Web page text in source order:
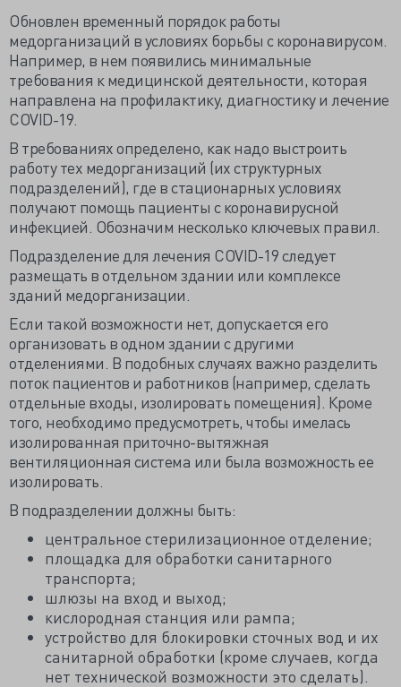
Обновлен временный порядок работы
медорганизаций в условиях борьбы с коронавирусом.
Например, в нем появились минимальные
требования к медицинской деятельности, которая
направлена на профилактику, диагностику и лечение
COVID-19.
В требованиях определено, как надо выстроить
работу тех медорганизаций (их структурных
подразделений), где в стационарных условиях
получают помощь пациенты с коронавирусной
инфекцией. Обозначим несколько ключевых правил.
Подразделение для лечения COVID-19 следует
размещать в отдельном здании или комплексе
зданий медорганизации.
Если такой возможности нет, допускается его
организовать в одном здании с другими
отделениями. В подобных случаях важно разделить
поток пациентов и работников (например, сделать
отдельные входы, изолировать помещения). Кроме
того, необходимо предусмотреть, чтобы имелась
изолированная приточно-вытяжная
вентиляционная система или была возможность ее
изолировать.
В подразделении должны быть:
центральное стерилизационное отделение;
площадка для обработки санитарного
транспорта;
шлюзы на вход и выход;
кислородная станция или рампа;
устройство для блокировки сточных вод и их
санитарной обработки (кроме случаев, когда
нет технической возможности это сделать).